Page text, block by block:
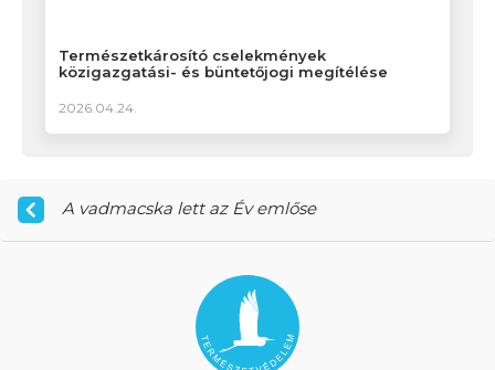
Természetkárosító cselekmények
közigazgatási- és büntetőjogi megítélése
2026.04.24.
A vadmacska lett az Év emlőse